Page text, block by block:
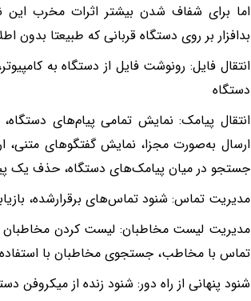
اما برای شفاف شدن بیشتر اثرات مخرب این
بدافزار بر روی دستگاه قربانی که طبیعتا بدون
انتقال فایل: رونوشت فایل از دستگاه به
دستگاه
انتقال پیامک: نمایش تمامی پیام‌های
ارسال به‌صورت مجزا، نمایش گفتگوهای متنی،
جستجو در میان پیامک‌های دستگاه، حذف یک
مدیریت تماس: شنود تماس‌های برقرارشده،
مدیریت لیست مخاطبان: لیست کردن مخاطبان
تماس با مخاطب،‌ جستجوی مخاطبان با استفاده
شنود پنهانی از راه دور: شنود زنده از